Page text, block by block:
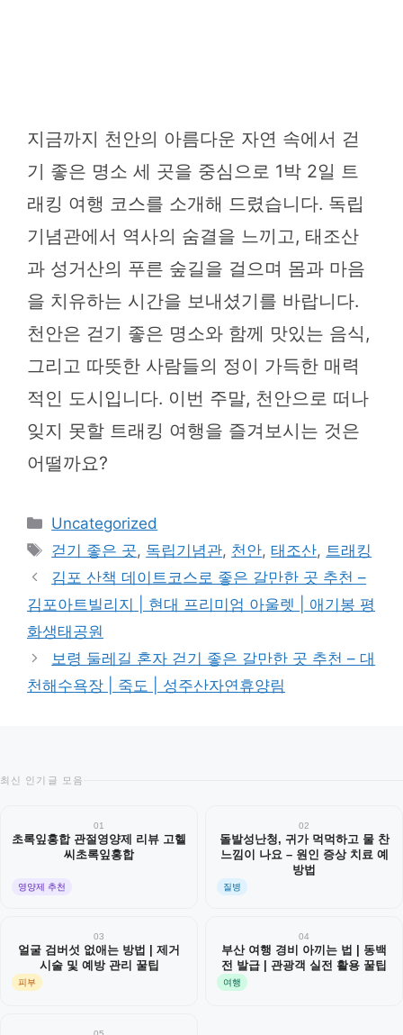
지금까지 천안의 아름다운 자연 속에서 걷
기 좋은 명소 세 곳을 중심으로 1박 2일 트
래킹 여행 코스를 소개해 드렸습니다. 독립
기념관에서 역사의 숨결을 느끼고, 태조산
과 성거산의 푸른 숲길을 걸으며 몸과 마음
을 치유하는 시간을 보내셨기를 바랍니다.
천안은 걷기 좋은 명소와 함께 맛있는 음식,
그리고 따뜻한 사람들의 정이 가득한 매력
적인 도시입니다. 이번 주말, 천안으로 떠나
잊지 못할 트래킹 여행을 즐겨보시는 것은
어떨까요?
카
테
리
Uncategorized
태
그
걷기 좋은 곳, 독립기념관, 천안,태조산, 트래킹
김포 산책 데이트코스로 좋은 갈만한 곳 추천 –
김포아트빌리지 | 현대 프리미엄 아울렛 | 애기봉 평
화생태공원
보령 둘레길 혼자 걷기 좋은 갈만한 곳 추천 – 대
천해수욕장 | 죽도 | 성주산자연휴양림
최신 인기글 모음
01
초록잎홍합 관절영양제 리뷰 고헬
씨초록잎홍합
영양제 추천
02
돌발성난청, 귀가 먹먹하고 물 찬
느낌이 나요 – 원인 증상 치료 예
방법
질병
03
얼굴 검버섯 없애는 방법 | 제거
시술 및 예방 관리 꿀팁
피부
04
부산 여행 경비 아끼는 법 | 동백
전 발급 | 관광객 실전 활용 꿀팁
여행